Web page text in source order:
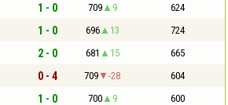
1 - 0 709 9 624
1 - 0 696 13 724
2 - 0 681 15 665
0 - 4 709 -28 604
1 - 0 700 9 600